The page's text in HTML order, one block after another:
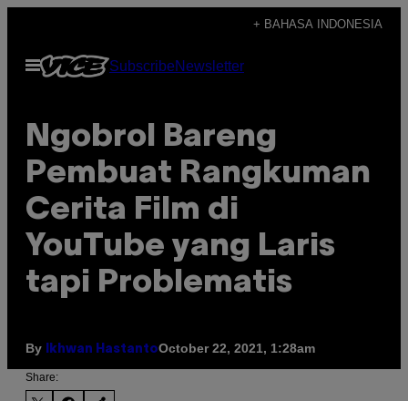
content
+ BAHASA INDONESIA
Open
Menu
SubscribeNewsletter
Ngobrol Bareng
Pembuat Rangkuman
Cerita Film di
YouTube yang Laris
tapi Problematis
By Ikhwan HastantoOctober 22, 2021, 1:28am
Share: